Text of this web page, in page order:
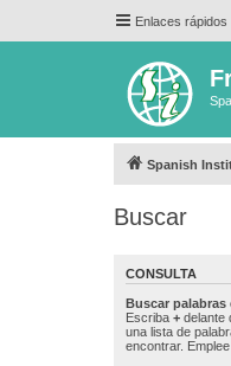
Enlaces rápidos
Spanish
Buscar
CONSULTA
Buscar palabras
Escriba + delante
una lista de
encontrar. Emplee